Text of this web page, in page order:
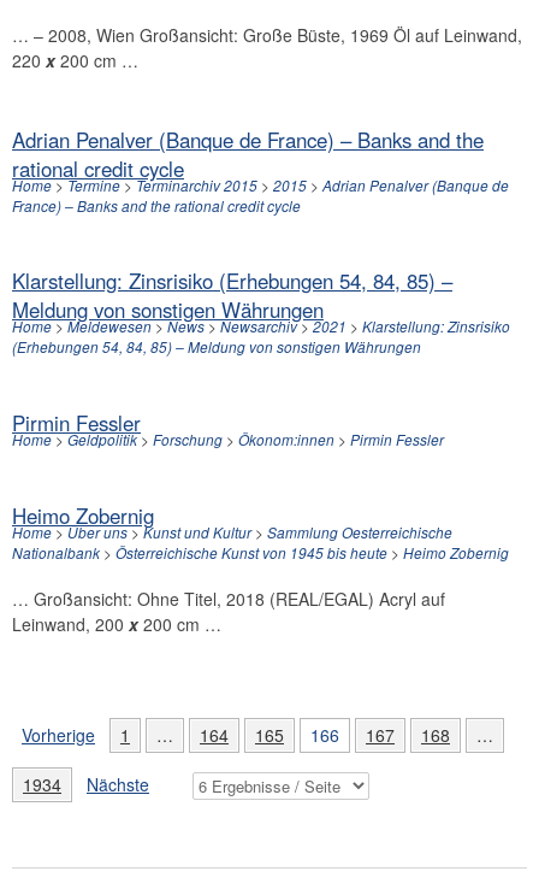
… – 2008, Wien Großansicht: Große Büste, 1969 Öl auf Leinwand,
220 x200 cm …
Adrian Penalver (Banque de France) – Banks and the
rational credit cycle
Home>Termine>Terminarchiv 2015 > 2015 > Adrian Penalver (Banque de
France) – Banks and the rational credit cycle
Klarstellung: Zinsrisiko (Erhebungen 54, 84, 85) –
Meldung von sonstigen Währungen
Home>Meldewesen>News>Newsarchiv>2021 > Klarstellung: Zinsrisiko
(Erhebungen 54, 84, 85) – Meldung von sonstigen Währungen
Pirmin Fessler
Home>Geldpolitik> Forschung > Ökonom:innen > Pirmin Fessler
Heimo Zobernig
Home>Über uns>Kunst und Kultur> Sammlung Oesterreichische
Nationalbank > Österreichische Kunst von 1945 bis heute > Heimo Zobernig
… Großansicht: Ohne Titel, 2018 (REAL/EGAL) Acryl auf
Leinwand, 200 x200 cm …
Vorherige 1 … 164 165 166 167 168 …
1934 Nächste